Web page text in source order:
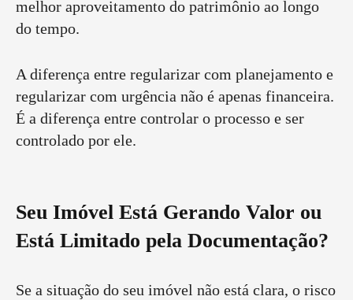
melhor aproveitamento do patrimônio ao longo
do tempo.
A diferença entre regularizar com planejamento e
regularizar com urgência não é apenas financeira.
É a diferença entre controlar o processo e ser
controlado por ele.
Seu Imóvel Está Gerando Valor ou
Está Limitado pela Documentação?
Se a situação do seu imóvel não está clara, o risco